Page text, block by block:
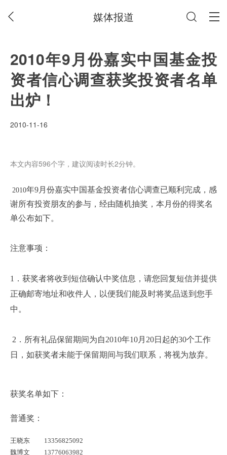
媒体报道
2010年9月份嘉实中国基金投
资者信心调查获奖投资者名单
出炉！
2010-11-16
本文内容596个字，建议阅读时长2分钟。
2010年9月份嘉实中国基金投资者信心调查已顺利完成，感
谢所有投资朋友的参与，经由随机抽奖，本月份的得奖名
单公布如下。
注意事项：
1 ．获奖者将收到短信确认中奖信息，请您回复短信并提供
正确邮寄地址和收件人，以便我们能及时将奖品送到您手
中。
2 ．所有礼品保留期间为自2010年10月 20日起的30个工作
日，如获奖者未能于保留期间与我们联系，将视为放弃。
获奖名单如下：
普通奖：
王晓东
13356825092
魏博文
13776063982